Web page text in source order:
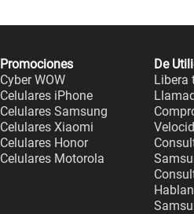
Promociones
Cyber WOW
Celulares iPhone
Celulares Samsung
Celulares Xiaomi
Celulares Honor
Celulares Motorola
De
Libera